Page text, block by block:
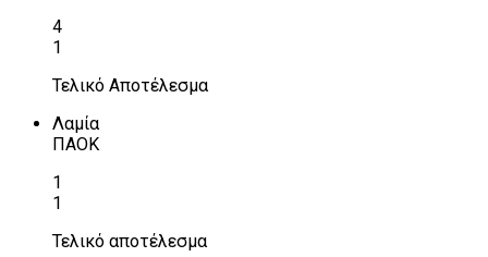
4
1
Τελικό Αποτέλεσμα
Λαμία
ΠΑΟΚ
1
1
Τελικό αποτέλεσμα